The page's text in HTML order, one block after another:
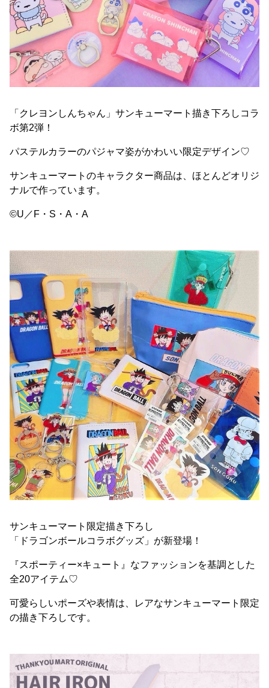
「クレヨンしんちゃん」サンキューマート描き下ろしコラ
ボ第2弾！
パステルカラーのパジャマ姿がかわいい限定デザイン♡
サンキューマートのキャラクター商品は、ほとんどオリジ
ナルで作っています。
©U／F・S・A・A
サンキューマート限定描き下ろし
「ドラゴンボールコラボグッズ」が新登場！
『スポーティー×キュート』なファッションを基調とした
全20アイテム♡
可愛らしいポーズや表情は、レアなサンキューマート限定
の描き下ろしです。